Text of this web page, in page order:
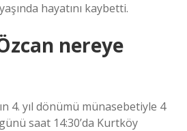
hayatını kaybetti.
nereye
4. yıl dönümü münasebetiyle 4
saat 14:30’da Kurtköy